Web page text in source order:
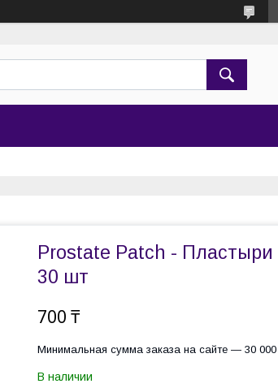
Prostate Patch - Пластыри
30 шт
700 ₸
Минимальная сумма заказа на сайте — 30
В наличии